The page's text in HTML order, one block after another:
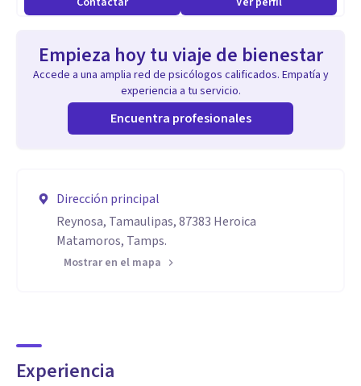
Empieza hoy tu viaje de bienestar
Accede a una amplia red de psicólogos calificados. Empatía y
experiencia a tu servicio.
Encuentra profesionales
Dirección principal
Reynosa, Tamaulipas, 87383 Heroica
Matamoros, Tamps.
Mostrar en el mapa
Experiencia